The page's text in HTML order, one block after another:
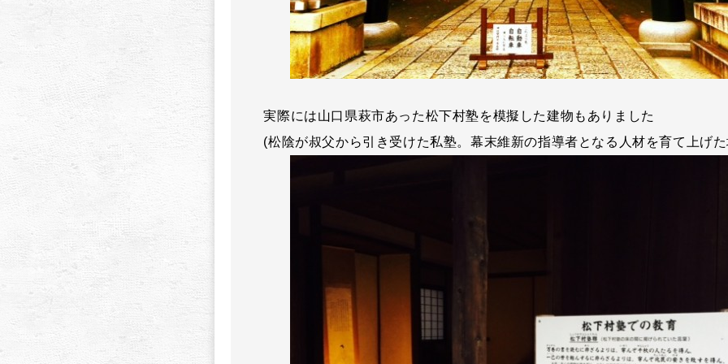
実際には山口県萩市あった松下村塾を模擬した建物もありました
(松陰が叔父から引き受けた私塾。幕末維新の指導者となる人材を育て上げ